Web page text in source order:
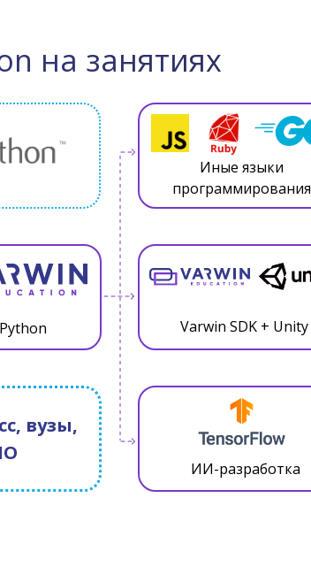
на занятиях
вузы,
Varwin SDK + Unity
ИИ-разработка
Иные языки
программирования